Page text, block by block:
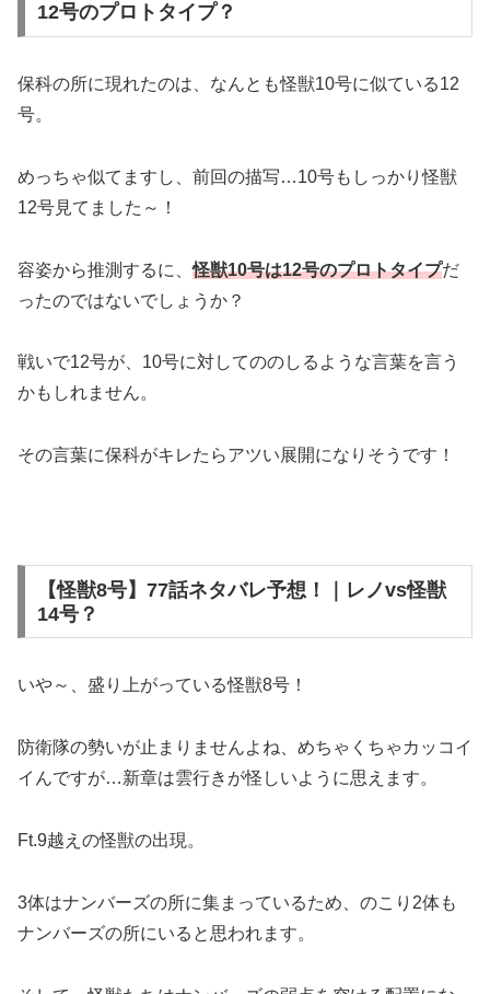
12号のプロトタイプ？
保科の所に現れたのは、なんとも怪獣10号に似ている12
号。
めっちゃ似てますし、前回の描写…10号もしっかり怪獣
12号見てました～！
容姿から推測するに、怪獣10号は12号のプロトタイプだ
ったのではないでしょうか？
戦いで12号が、10号に対してののしるような言葉を言う
かもしれません。
その言葉に保科がキレたらアツい展開になりそうです！
【怪獣8号】77話ネタバレ予想！｜レノvs怪獣
14号？
いや～、盛り上がっている怪獣8号！
防衛隊の勢いが止まりませんよね、めちゃくちゃカッコイ
イんですが…新章は雲行きが怪しいように思えます。
Ft.9越えの怪獣の出現。
3体はナンバーズの所に集まっているため、のこり2体も
ナンバーズの所にいると思われます。